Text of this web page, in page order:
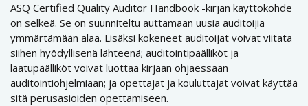
ASQ Certified Quality Auditor Handbook -kirjan käyttökohde
on selkeä. Se on suunniteltu auttamaan uusia auditoijia
ymmärtämään alaa. Lisäksi kokeneet auditoijat voivat viitata
siihen hyödyllisenä lähteenä; auditointipäälliköt ja
laatupäälliköt voivat luottaa kirjaan ohjaessaan
auditointiohjelmiaan; ja opettajat ja kouluttajat voivat käyttää
sitä perusasioiden opettamiseen.